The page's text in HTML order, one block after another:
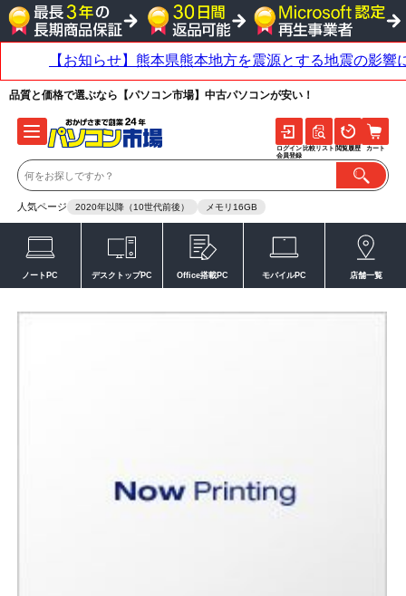
品質と価格で選ぶなら【パソコン市場】中古パソコンが安い！
人気ページ 2020年以降（10世代前後） メモリ16GB
ログイン
会員登録
比較リスト 閲覧履歴 カート
ノートPC デスクトップPC Office搭載PC モバイルPC 店舗一覧